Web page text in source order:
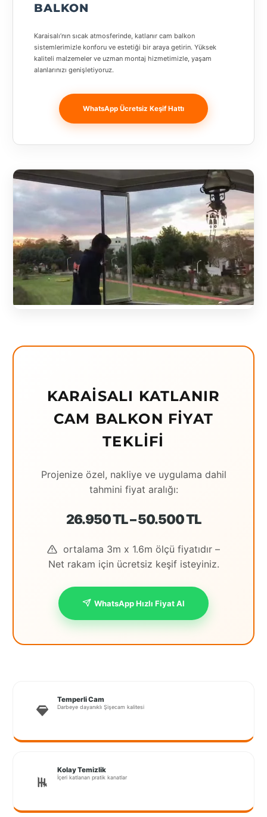
BALKON
Karaisalı’nın sıcak atmosferinde, katlanır cam balkon
sistemlerimizle konforu ve estetiği bir araya getirin. Yüksek
kaliteli malzemeler ve uzman montaj hizmetimizle, yaşam
alanlarınızı genişletiyoruz.
WhatsApp Ücretsiz Keşif Hattı
KARAISALI KATLANIR
CAM BALKON FIYAT
TEKLIFI
Projenize özel, nakliye ve uygulama dahil
tahmini fiyat aralığı:
26.950 TL – 50.500 TL
ortalama 3m x 1.6m ölçü fiyatıdır –
Net rakam için ücretsiz keşif isteyiniz.
WhatsApp Hızlı Fiyat Al
Temperli Cam
Darbeye dayanıklı Şişecam kalitesi
Kolay Temizlik
İçeri katlanan pratik kanatlar
Luka
Bingöl
Bosnia and
Herzegovina
Bulgaristan
Çanakkale
Çekya
Diyarbakır
Eching
Elazığ
Erzrum
Eskişehir
Giresun
Houston
İstanbul
İstanbul
Anadolu
İstanbul
Avrupa
Kocaeli
Muğla